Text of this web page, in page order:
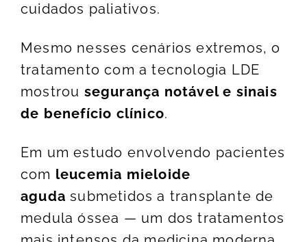
cuidados paliativos.
Mesmo nesses cenários extremos, o
tratamento com a tecnologia LDE
mostrou segurança notável e sinais
de benefício clínico.
Em um estudo envolvendo pacientes
com leucemia mieloide
aguda submetidos a transplante de
medula óssea — um dos tratamentos